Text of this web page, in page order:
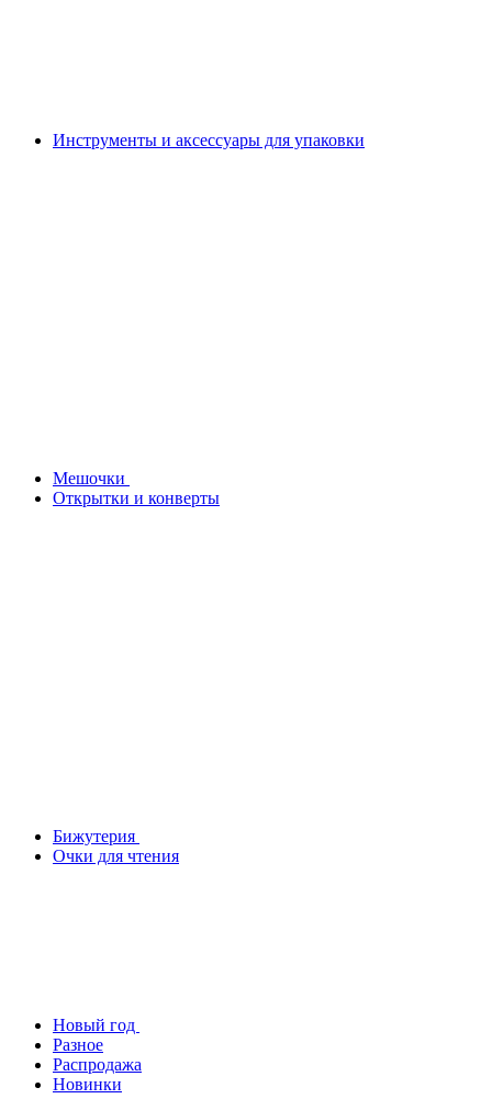
Инструменты и аксессуары для упаковки
Мешочки
Открытки и конверты
Бижутерия
Очки для чтения
Новый год
Разное
Распродажа
Новинки